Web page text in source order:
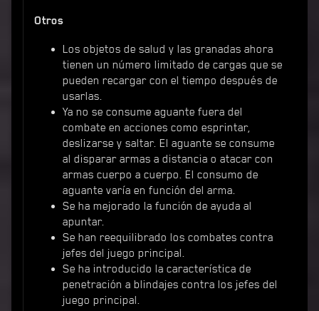
Otros
Los objetos de salud y las granadas ahora
tienen un número limitado de cargas que se
pueden recargar con el tiempo después de
usarlas.
Ya no se consume aguante fuera del
combate en acciones como esprintar,
deslizarse y saltar. El aguante se consume
al disparar armas a distancia o atacar con
armas cuerpo a cuerpo. El consumo de
aguante varía en función del arma.
Se ha mejorado la función de ayuda al
apuntar.
Se han reequilibrado los combates contra
jefes del juego principal.
Se ha introducido la característica de
penetración a blindajes contra los jefes del
juego principal.